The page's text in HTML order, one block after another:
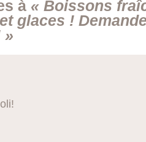
à « Boissons
glaces !
»